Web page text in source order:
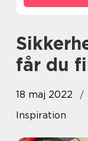
Sikkerhedstræsko – hvor
får du
18 maj 2022
Inspiration